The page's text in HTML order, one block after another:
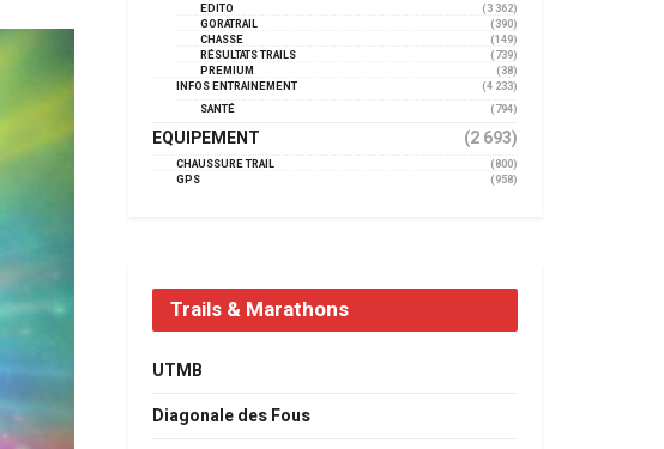
EDITO
(3 362)
GORATRAIL
(390)
CHASSE
(149)
RÉSULTATS TRAILS
(739)
PREMIUM
(38)
INFOS ENTRAINEMENT
(4 233)
SANTÉ
(794)
EQUIPEMENT (2 693)
CHAUSSURE TRAIL
(800)
GPS
(958)
Trails & Marathons
UTMB
Diagonale des Fous